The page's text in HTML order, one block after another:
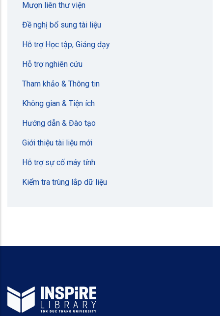
Mượn liên thư viện
Đề nghị bổ sung tài liệu
Hỗ trợ Học tập, Giảng dạy
Hỗ trợ nghiên cứu
Tham khảo & Thông tin
Không gian & Tiện ích
Hướng dẫn & Đào tạo
Giới thiệu tài liệu mới
Hỗ trợ sự cố máy tính
Kiểm tra trùng lắp dữ liệu